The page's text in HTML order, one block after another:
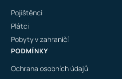
Pojištěnci
Plátci
Pobyty v zahraničí
PODMÍNKY
Ochrana osobních údajů